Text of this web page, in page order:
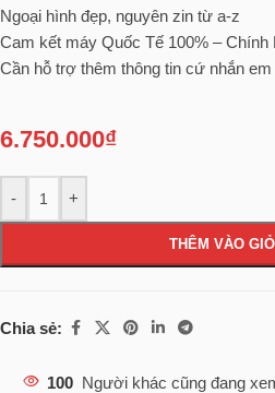
Ngoại hình đẹp, nguyên zin từ a-z
Cam kết máy Quốc Tế 100% – Chính
Cần hỗ trợ thêm thông tin cứ nhắn
6.750.000₫
- +
THÊM VÀO
Chia sẻ:
100 Người khác cũng đang